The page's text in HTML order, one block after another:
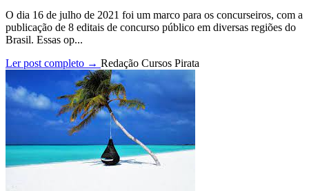
O dia 16 de julho de 2021 foi um marco para os concurseiros, com a
publicação de 8 editais de concurso público em diversas regiões do
Brasil. Essas op...
Ler post completo → Redação Cursos Pirata